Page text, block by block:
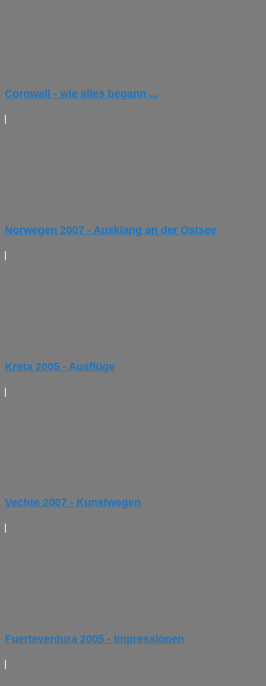
Cornwall - wie alles begann ...
Norwegen 2007 - Ausklang an der Ostsee
Kreta 2005 - Ausflüge
Vechte 2007 - Kunstwegen
Fuerteventura 2005 - Impressionen